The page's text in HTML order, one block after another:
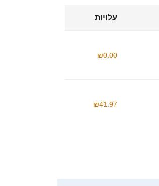
עלויות
₪0.00
₪41.97